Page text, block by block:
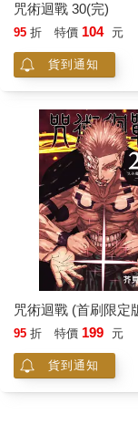
咒術迴戰 30(完)
95 折 特價 104 元
貨到通知
咒術迴戰 (首刷限定
95 折 特價 199 元
貨到通知